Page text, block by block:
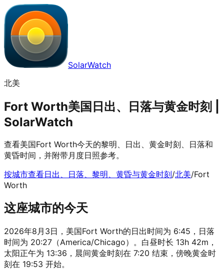
SolarWatch
北美
Fort Worth美国日出、日落与黄金时刻 |
SolarWatch
查看美国Fort Worth今天的黎明、日出、黄金时刻、日落和
黄昏时间，并附带月度日照参考。
按城市查看日出、日落、黎明、黄昏与黄金时刻/北美/Fort
Worth
这座城市的今天
2026年8月3日，美国Fort Worth的日出时间为 6:45，日落
时间为 20:27（America/Chicago）。白昼时长 13h 42m，
太阳正午为 13:36，晨间黄金时刻在 7:20 结束，傍晚黄金时
刻在 19:53 开始。